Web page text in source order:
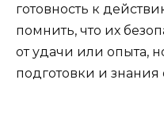
готовность к
помнить, что их
от удачи или опыта,
подготовки и